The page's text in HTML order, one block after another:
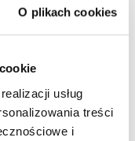
O plikach cookies
usług
treści
i